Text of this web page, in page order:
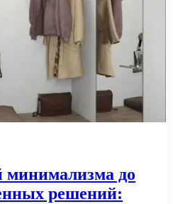
минимализма до
решений: